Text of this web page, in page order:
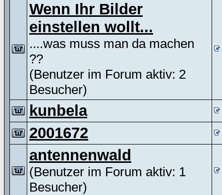
Wenn Ihr Bilder
einstellen wollt...
....was muss man da machen
??
(Benutzer im Forum aktiv: 2
Besucher)
kunbela
2001672
antennenwald
(Benutzer im Forum aktiv: 1
Besucher)